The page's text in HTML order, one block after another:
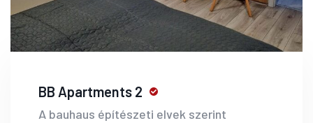
BB Apartments 2
A bauhaus építészeti elvek szerint